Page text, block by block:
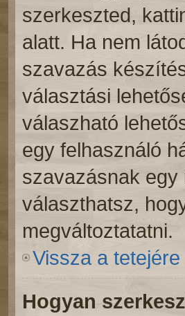
szerkeszted,
alatt. Ha nem
szavazás
választási
válaszható
egy felhasználó
szavazásnak egy
választhatsz,
megváltoztatatni.
Vissza a tetejére
Hogyan